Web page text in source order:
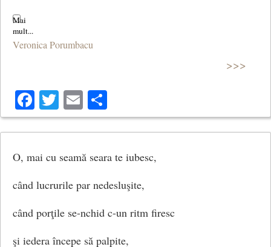
în ochii tăi privind – o, nu te teme ! –
și azi mai regăsesc același dor,
în limpezimea primului fior.
(Ție)
Veronica Porumbacu
>>>
Facebook
Twitter
Email
O, mai cu seamă seara te iubesc,
când lucrurile par nedesluşite,
când porţile se-nchid c-un ritm firesc
şi iedera începe să palpite,